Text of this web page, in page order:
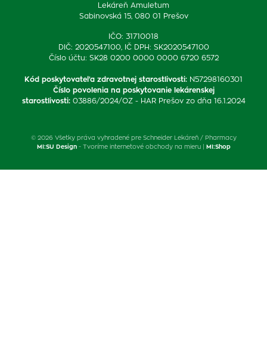
Lekáreň Amuletum
Sabinovská 15, 080 01 Prešov
IČO: 31710018
DIČ: 2020547100, IČ DPH: SK2020547100
Číslo účtu: SK28 0200 0000 0000 6720 6572
Kód poskytovateľa zdravotnej starostlivosti: N57298160301
Číslo povolenia na poskytovanie lekárenskej
starostlivosti: 03886/2024/OZ - HAR Prešov zo dňa 16.1.2024
© 2026 Všetky práva vyhradené pre Schneider Lekáreň / Pharmacy
MI:SU Design- Tvoríme internetové obchody na mieru | MI:Shop